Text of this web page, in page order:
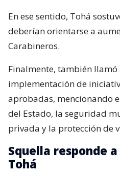
En ese sentido, Tohá
deberían orientarse a
Carabineros.
Finalmente, también llamó
implementación de
aprobadas, mencionando
del Estado, la seguridad
privada y la protección de
Squella responde
Tohá